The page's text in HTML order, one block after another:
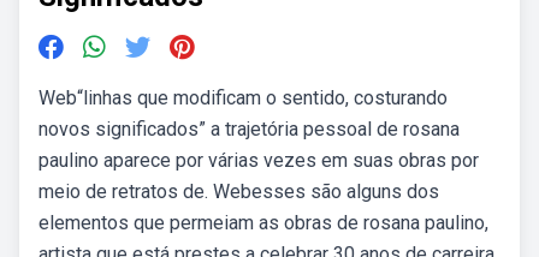
Web“linhas que modificam o sentido, costurando
novos significados” a trajetória pessoal de rosana
paulino aparece por várias vezes em suas obras por
meio de retratos de. Webesses são alguns dos
elementos que permeiam as obras de rosana paulino,